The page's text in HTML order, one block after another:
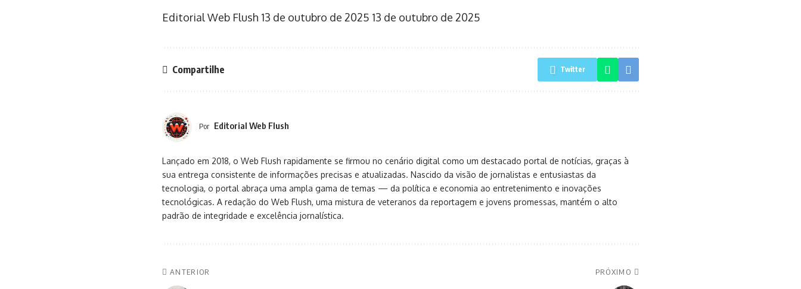
Editorial Web Flush 13 de outubro de 2025 13 de outubro de 2025
Compartilhe Twitter
Por Editorial Web Flush
Lançado em 2018, o Web Flush rapidamente se firmou no cenário digital como um destacado portal de notícias, graças à
sua entrega consistente de informações precisas e atualizadas. Nascido da visão de jornalistas e entusiastas da
tecnologia, o portal abraça uma ampla gama de temas — da política e economia ao entretenimento e inovações
tecnológicas. A redação do Web Flush, uma mistura de veteranos da reportagem e jovens promessas, mantém o alto
padrão de integridade e excelência jornalística.
ANTERIOR PRÓXIMO